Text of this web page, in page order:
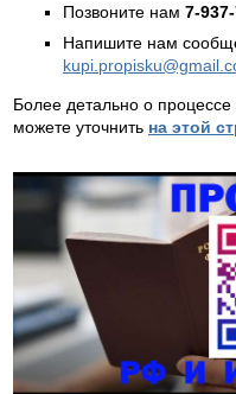
Позвоните нам 7-
Напишите нам
Более детально о
можете уточнить на этой